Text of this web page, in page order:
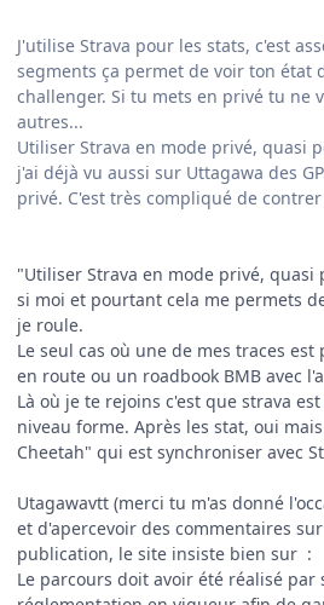
J'utilise Strava pour les stats, c'est
segments ça permet de voir ton état
challenger. Si tu mets en privé tu ne
autres...
Utiliser Strava en mode privé, quasi
j'ai déjà vu aussi sur Uttagawa des
privé. C'est très compliqué de contrer
"Utiliser Strava en mode privé, quasi
si moi et pourtant cela me permets
je roule.
Le seul cas où une de mes traces
en route ou un roadbook BMB avec
Là où je te rejoins c'est que strava
niveau forme. Après les stat, oui
Cheetah" qui est synchroniser avec
Utagawavtt (merci tu m'as donné
et d'apercevoir des commentaires
publication, le site insiste bien sur :
Le parcours doit avoir été réalisé